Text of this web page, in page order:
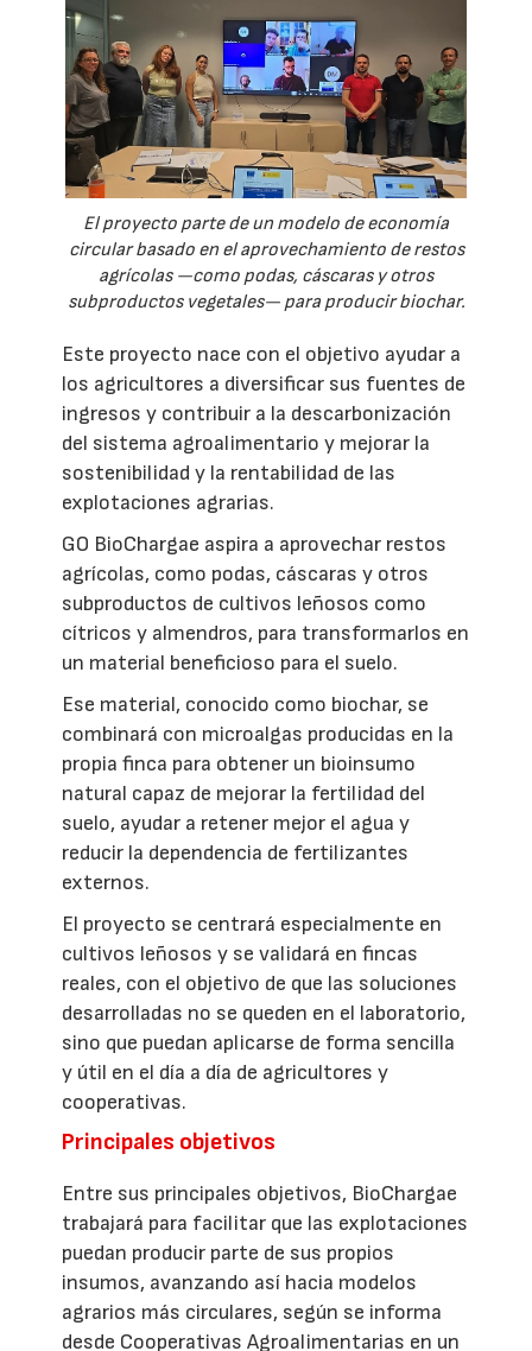
El proyecto parte de un modelo de economía
circular basado en el aprovechamiento de restos
agrícolas —como podas, cáscaras y otros
subproductos vegetales— para producir biochar.
Este proyecto nace con el objetivo ayudar a
los agricultores a diversificar sus fuentes de
ingresos y contribuir a la descarbonización
del sistema agroalimentario y mejorar la
sostenibilidad y la rentabilidad de las
explotaciones agrarias.
GO BioChargae aspira a aprovechar restos
agrícolas, como podas, cáscaras y otros
subproductos de cultivos leñosos como
cítricos y almendros, para transformarlos en
un material beneficioso para el suelo.
Ese material, conocido como biochar, se
combinará con microalgas producidas en la
propia finca para obtener un bioinsumo
natural capaz de mejorar la fertilidad del
suelo, ayudar a retener mejor el agua y
reducir la dependencia de fertilizantes
externos.
El proyecto se centrará especialmente en
cultivos leñosos y se validará en fincas
reales, con el objetivo de que las soluciones
desarrolladas no se queden en el laboratorio,
sino que puedan aplicarse de forma sencilla
y útil en el día a día de agricultores y
cooperativas.
Principales objetivos
Entre sus principales objetivos, BioChargae
trabajará para facilitar que las explotaciones
puedan producir parte de sus propios
insumos, avanzando así hacia modelos
agrarios más circulares, según se informa
desde Cooperativas Agroalimentarias en un